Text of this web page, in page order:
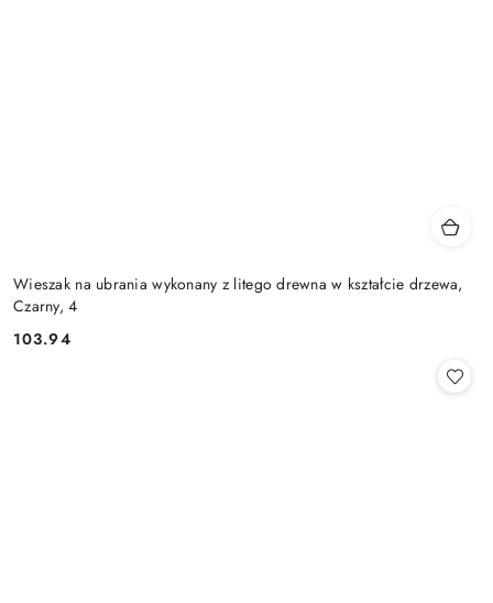
Wieszak na ubrania wykonany z litego drewna w kształcie drzewa,
Czarny, 4
Cena:
103.94